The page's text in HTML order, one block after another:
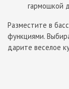
гармошкой
Разместите в
функциями.
дарите веселое